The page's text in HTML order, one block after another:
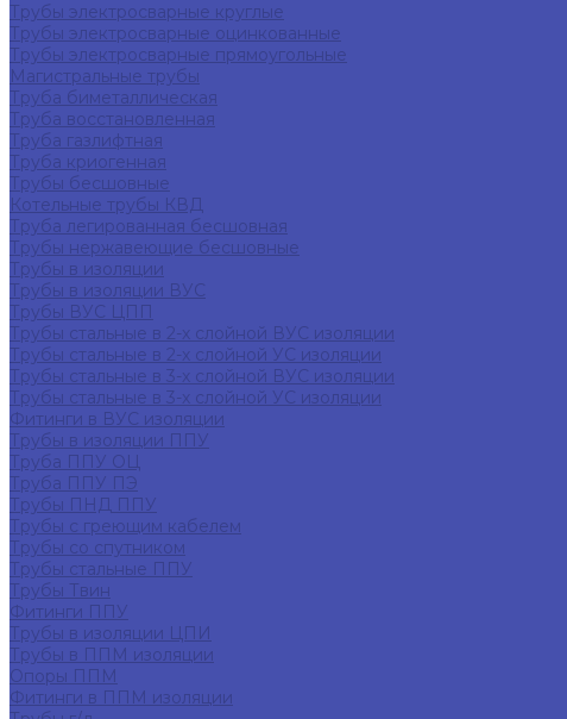
Трубы электросварные круглые
Трубы электросварные оцинкованные
Трубы электросварные прямоугольные
Магистральные трубы
Труба биметаллическая
Труба восстановленная
Труба газлифтная
Труба криогенная
Трубы бесшовные
Котельные трубы КВД
Труба легированная бесшовная
Трубы нержавеющие бесшовные
Трубы в изоляции
Трубы в изоляции ВУС
Трубы ВУС ЦПП
Трубы стальные в 2-х слойной ВУС изоляции
Трубы стальные в 2-х слойной УС изоляции
Трубы стальные в 3-х слойной ВУС изоляции
Трубы стальные в 3-х слойной УС изоляции
Фитинги в ВУС изоляции
Трубы в изоляции ППУ
Труба ППУ ОЦ
Труба ППУ ПЭ
Трубы ПНД ППУ
Трубы с греющим кабелем
Трубы со спутником
Трубы стальные ППУ
Трубы Твин
Фитинги ППУ
Трубы в изоляции ЦПИ
Трубы в ППМ изоляции
Опоры ППМ
Фитинги в ППМ изоляции